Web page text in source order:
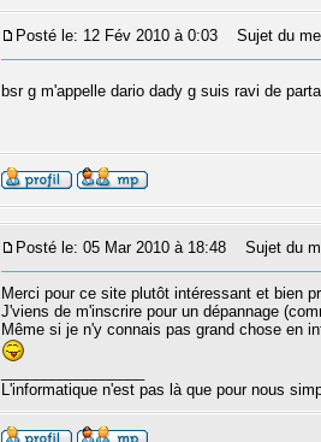
Posté le: 12 Fév 2010 à 0:03 Sujet du
bsr g m'appelle dario dady g suis ravi de
Posté le: 05 Mar 2010 à 18:48 Sujet du
Merci pour ce site plutôt intéressant et bien
J'viens de m'inscrire pour un dépannage
Même si je n'y connais pas grand chose en
L'informatique n'est pas là que pour nous